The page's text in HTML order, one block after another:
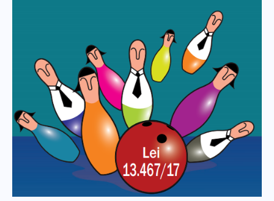
Financeiras e Cooperativas